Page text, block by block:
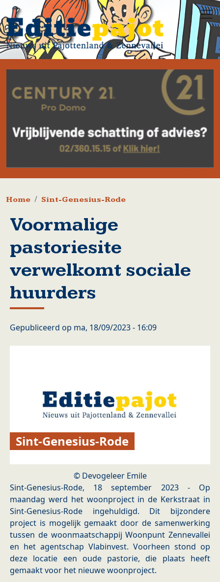
Overslaan en naar de inhoud gaan
Kruimelpad
Home Sint-Genesius-Rode
Voormalige
pastoriesite
verwelkomt sociale
huurders
Gepubliceerd op ma, 18/09/2023 - 16:09
Sint-Genesius-Rode
© Devogeleer Emile
Sint-Genesius-Rode, 18 september 2023 - Op
maandag werd het woonproject in de Kerkstraat in
Sint-Genesius-Rode ingehuldigd. Dit bijzondere
project is mogelijk gemaakt door de samenwerking
tussen de woonmaatschappij Woonpunt Zennevallei
en het agentschap Vlabinvest. Voorheen stond op
deze locatie een oude pastorie, die plaats heeft
gemaakt voor het nieuwe woonproject.